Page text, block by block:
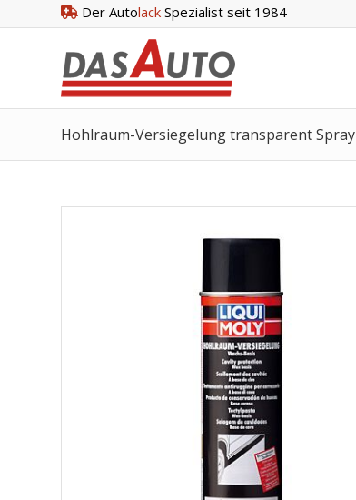
Der Autolack Spezialist seit 1984
Hohlraum-Versiegelung transparent Spray